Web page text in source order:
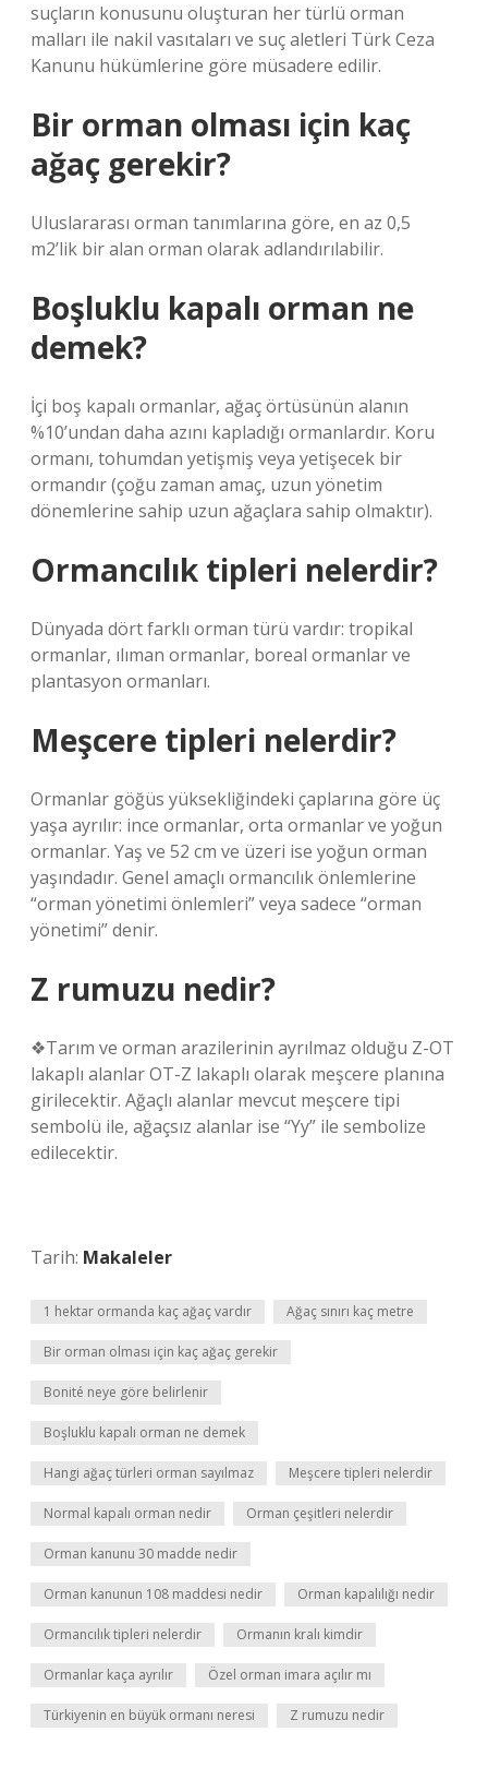
suçların konusunu oluşturan her türlü orman
malları ile nakil vasıtaları ve suç aletleri Türk Ceza
Kanunu hükümlerine göre müsadere edilir.
Bir orman olması için kaç
ağaç gerekir?
Uluslararası orman tanımlarına göre, en az 0,5
m2’lik bir alan orman olarak adlandırılabilir.
Boşluklu kapalı orman ne
demek?
İçi boş kapalı ormanlar, ağaç örtüsünün alanın
%10’undan daha azını kapladığı ormanlardır. Koru
ormanı, tohumdan yetişmiş veya yetişecek bir
ormandır (çoğu zaman amaç, uzun yönetim
dönemlerine sahip uzun ağaçlara sahip olmaktır).
Ormancılık tipleri nelerdir?
Dünyada dört farklı orman türü vardır: tropikal
ormanlar, ılıman ormanlar, boreal ormanlar ve
plantasyon ormanları.
Meşcere tipleri nelerdir?
Ormanlar göğüs yüksekliğindeki çaplarına göre üç
yaşa ayrılır: ince ormanlar, orta ormanlar ve yoğun
ormanlar. Yaş ve 52 cm ve üzeri ise yoğun orman
yaşındadır. Genel amaçlı ormancılık önlemlerine
“orman yönetimi önlemleri” veya sadece “orman
yönetimi” denir.
Z rumuzu nedir?
❖Tarım ve orman arazilerinin ayrılmaz olduğu Z-OT
lakaplı alanlar OT-Z lakaplı olarak meşcere planına
girilecektir. Ağaçlı alanlar mevcut meşcere tipi
sembolü ile, ağaçsız alanlar ise “Yy” ile sembolize
edilecektir.
Tarih: Makaleler
1 hektar ormanda kaç ağaç vardır Ağaç sınırı kaç metre
Bir orman olması için kaç ağaç gerekir
Bonité neye göre belirlenir
Boşluklu kapalı orman ne demek
Hangi ağaç türleri orman sayılmaz Meşcere tipleri nelerdir
Normal kapalı orman nedir Orman çeşitleri nelerdir
Orman kanunu 30 madde nedir
Orman kanunun 108 maddesi nedir Orman kapalılığı nedir
Ormancılık tipleri nelerdir Ormanın kralı kimdir
Ormanlar kaça ayrılır Özel orman imara açılır mı
Türkiyenin en büyük ormanı neresi Z rumuzu nedir